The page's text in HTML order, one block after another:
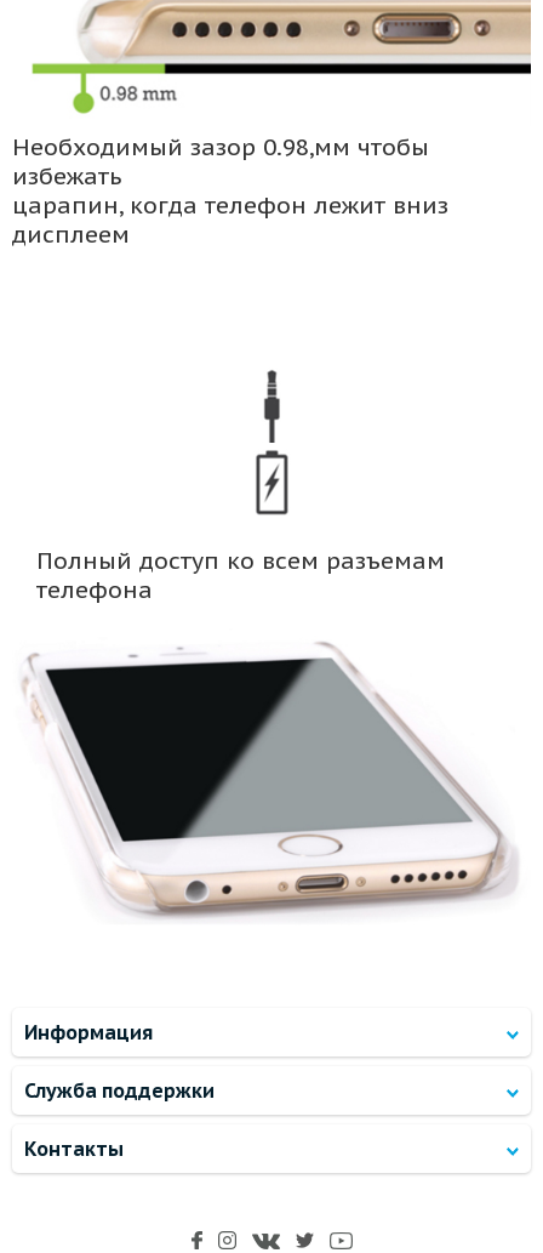
Необходимый зазор 0.98,мм чтобы
избежать
царапин, когда телефон лежит вниз
дисплеем
Полный доступ ко всем разъемам
телефона
Информация
Служба поддержки
Контакты